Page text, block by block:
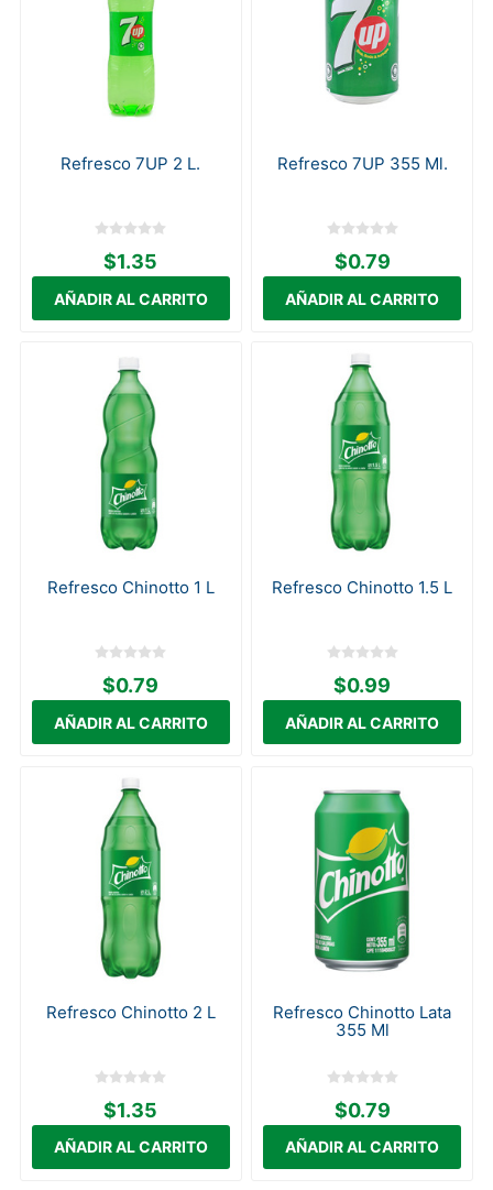
Refresco 7UP 2 L.
$1.35
Refresco 7UP 355 Ml.
$0.79
Refresco Chinotto 1 L
$0.79
Refresco Chinotto 1.5 L
$0.99
Refresco Chinotto 2 L
$1.35
Refresco Chinotto Lata
355 Ml
$0.79